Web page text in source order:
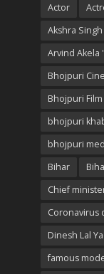
Actor
Akshra Singh
Arvind Akela
Bhojpuri
Bhojpuri
bhojpuri
bhojpuri
Bihar
Chief
Coronavirus
Dinesh Lal
famous